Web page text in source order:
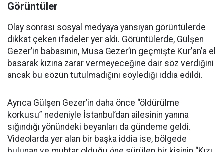
Görüntüler
Olay sonrası sosyal medyaya yansıyan görüntülerde
dikkat çeken ifadeler yer aldı. Görüntülerde, Gülşen
Gezer’in babasının, Musa Gezer’in geçmişte Kur’an’a el
basarak kızına zarar vermeyeceğine dair söz verdiğini
ancak bu sözün tutulmadığını söylediği iddia edildi.
Ayrıca Gülşen Gezer’in daha önce “öldürülme
korkusu” nedeniyle İstanbul’dan ailesinin yanına
sığındığı yönündeki beyanları da gündeme geldi.
Videolarda yer alan bir başka iddia ise, bölgede